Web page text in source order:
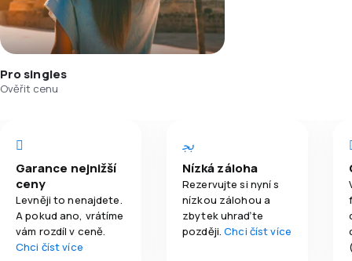
Pro singles
Ověřit cenu
Garance nejnižší
ceny
Levněji to nenajdete.
A pokud ano, vrátíme
vám rozdíl v ceně.
Chci číst více
Nízká záloha
Rezervujte si nyní s
nízkou zálohou a
zbytek uhraďte
později.Chci číst více